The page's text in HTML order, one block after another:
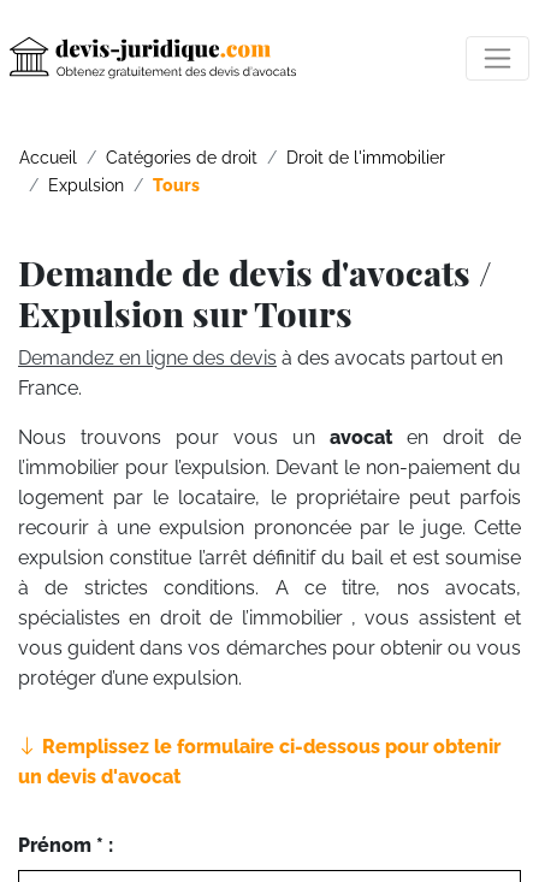
Accueil Catégories de droit
Droit de l'immobilier
Expulsion
Tours
Demande de devis d'avocats /
Expulsion sur Tours
Demandez en ligne des devis à des avocats partout en
France.
Nous trouvons pour vous un avocat en droit de
l’immobilier pour l’expulsion. Devant le non-paiement du
logement par le locataire, le propriétaire peut parfois
recourir à une expulsion prononcée par le juge. Cette
expulsion constitue l’arrêt définitif du bail et est soumise
à de strictes conditions. A ce titre, nos avocats,
spécialistes en droit de l’immobilier , vous assistent et
vous guident dans vos démarches pour obtenir ou vous
protéger d’une expulsion.
Remplissez le formulaire ci-dessous pour obtenir
un devis d'avocat
Prénom * :